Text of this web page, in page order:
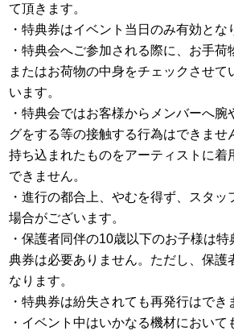
て頂きます。
・特典券はイベント当日のみ有効とな
・特典会へご参加される際に、お手荷
またはお荷物の中身をチェックさせて
います。
・特典会ではお客様からメンバーへ腕
グをする等の接触する行為はできませ
持ち込まれたものをアーティストに着
できません。
・進行の都合上、やむを得ず、スタッ
場合がございます。
・保護者同伴の10歳以下のお子様は
典券は必要ありません。ただし、保護
なります。
・特典券は紛失されても再発行はでき
・イベント中はいかなる機材におい